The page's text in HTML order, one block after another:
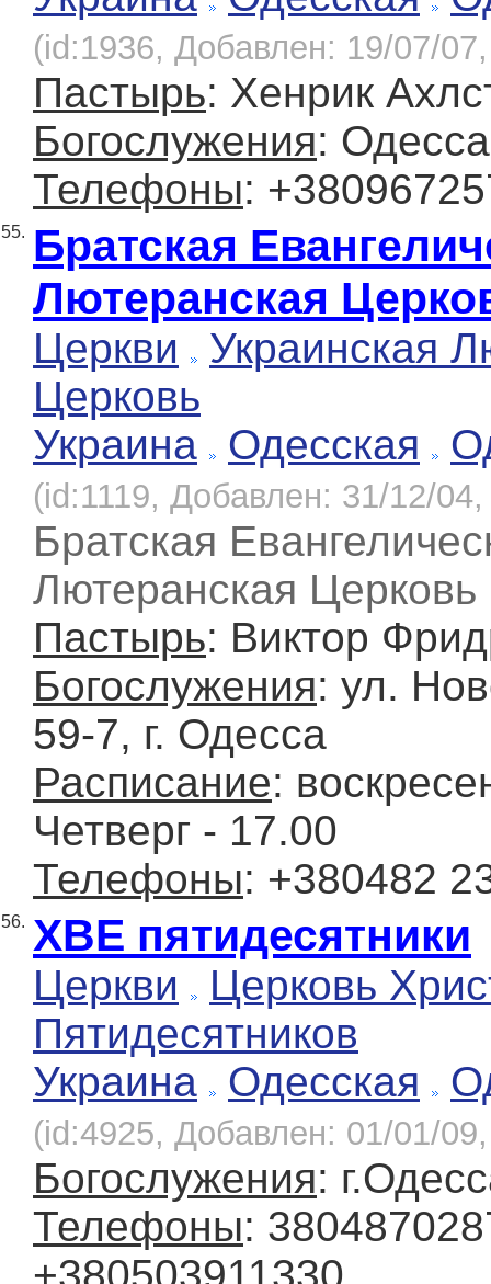
(id:1936, Добавлен: 19/07/
Пастырь: Хенрик
Богослужения:
Телефоны:
55. Братская
Лютеранская
Церкви
Украинская
Церковь
Украина
Одесская
(id:1119, Добавлен: 31/12/
Братская
Лютеранская Церковь
Пастырь: Виктор
Богослужения: ул.
59-7, г. Одесса
Расписание:
Четверг - 17.00
Телефоны: +380482
56. ХВЕ пятидесятники
Церкви
Церковь
Пятидесятников
Украина
Одесская
(id:4925, Добавлен: 01/01/
Богослужения:
Телефоны: